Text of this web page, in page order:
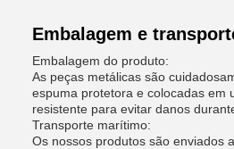
Embalagem e
Embalagem do produto:
As peças metálicas são
espuma protetora e colocadas em
resistente para evitar danos
Transporte marítimo:
Os nossos produtos são enviados